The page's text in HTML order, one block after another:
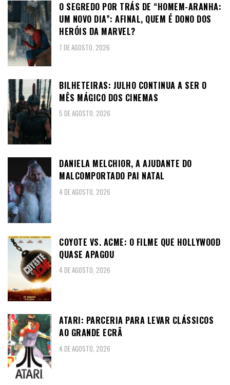
O SEGREDO POR TRÁS DE “HOMEM-ARANHA:
UM NOVO DIA”: AFINAL, QUEM É DONO DOS
HERÓIS DA MARVEL?
7 DE AGOSTO, 2026
BILHETEIRAS: JULHO CONTINUA A SER O
MÊS MÁGICO DOS CINEMAS
5 DE AGOSTO, 2026
DANIELA MELCHIOR, A AJUDANTE DO
MALCOMPORTADO PAI NATAL
4 DE AGOSTO, 2026
COYOTE VS. ACME: O FILME QUE HOLLYWOOD
QUASE APAGOU
4 DE AGOSTO, 2026
ATARI: PARCERIA PARA LEVAR CLÁSSICOS
AO GRANDE ECRÃ
4 DE AGOSTO, 2026